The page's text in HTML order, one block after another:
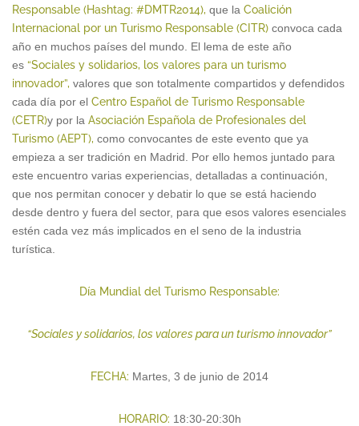
Responsable (Hashtag: #DMTR2014), que la Coalición
Internacional por un Turismo Responsable (CITR) convoca cada
año en muchos países del mundo. El lema de este año
es “Sociales y solidarios, los valores para un turismo
innovador”, valores que son totalmente compartidos y defendidos
cada día por el Centro Español de Turismo Responsable
(CETR)y por la Asociación Española de Profesionales del
Turismo (AEPT), como convocantes de este evento que ya
empieza a ser tradición en Madrid. Por ello hemos juntado para
este encuentro varias experiencias, detalladas a continuación,
que nos permitan conocer y debatir lo que se está haciendo
desde dentro y fuera del sector, para que esos valores esenciales
estén cada vez más implicados en el seno de la industria
turística.
Día Mundial del Turismo Responsable:
“Sociales y solidarios, los valores para un turismo innovador”
FECHA: Martes, 3 de junio de 2014
HORARIO: 18:30-20:30h